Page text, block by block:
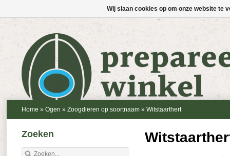
Home » Ogen » Zoogdieren op soortnaam » Witstaarthert
Zoeken
Wij slaan cookies op om onze website te